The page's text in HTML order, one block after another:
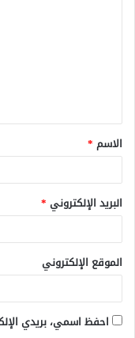
ق
*
الاسم *
البريد الإلكتروني *
الموقع الإلكتروني
احفظ اسمي، بريدي